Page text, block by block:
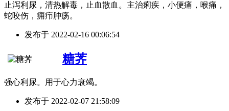
止泻利尿，清热解毒，止血散血。主治痢疾，小便痛，喉痛，
蛇咬伤，痈疖肿疡。
发布于 2022-02-16 00:06:54
糖荠
强心利尿。用于心力衰竭。
发布于 2022-02-07 21:58:09